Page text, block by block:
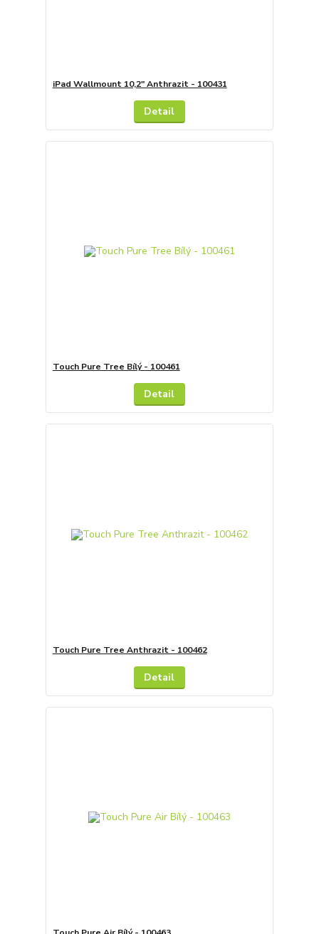
iPad Wallmount 10,2" Anthrazit - 100431
Detail
Touch Pure Tree Bílý - 100461
Detail
Touch Pure Tree Anthrazit - 100462
Detail